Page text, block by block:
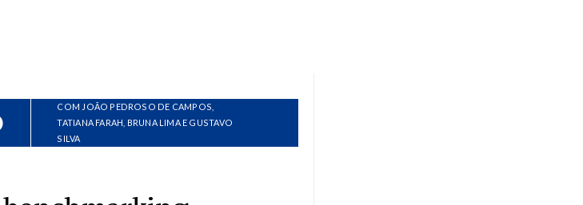
COM JOÃO PEDROSO DE CAMPOS,
TATIANA FARAH, BRUNA LIMA E GUSTAVO
SILVA